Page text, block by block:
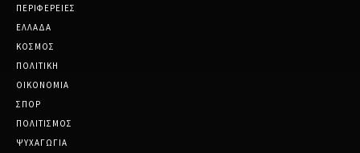
ΠΕΡΙΦΕΡΕΙΕΣ
ΕΛΛΑΔΑ
ΚΟΣΜΟΣ
ΠΟΛΙΤΙΚΗ
ΟΙΚΟΝΟΜΙΑ
ΣΠΟΡ
ΠΟΛΙΤΙΣΜΟΣ
ΨΥΧΑΓΩΓΙΑ